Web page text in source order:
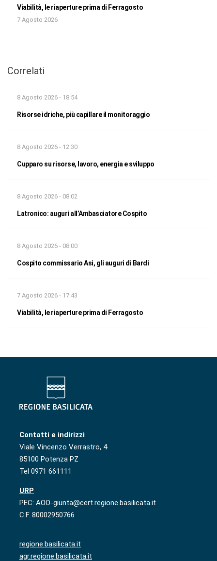
Viabilità, le riaperture prima di Ferragosto
7 Agosto 2026
Correlati
8 Agosto 2026 - 18:54
Risorse idriche, più capillare il monitoraggio
8 Agosto 2026 - 12:30
Cupparo su risorse, lavoro, energia e sviluppo
8 Agosto 2026 - 08:02
Latronico: auguri all’Ambasciatore Cospito
8 Agosto 2026 - 08:00
Cospito commissario Asi, gli auguri di Bardi
7 Agosto 2026 - 17:43
Viabilità, le riaperture prima di Ferragosto
Contatti e indirizzi
Viale Vincenzo Verrastro, 4
85100 Potenza PZ
Tel 0971 661111
URP
PEC: AOO-giunta@cert.regione.basilicata.it
C.F. 80002950766
regione.basilicata.it
agr.regione.basilicata.it